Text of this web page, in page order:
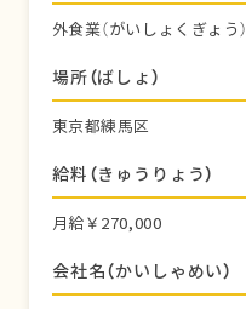
外食業（がいしょくぎょう）
場所（ばしょ）
東京都練馬区
給料（きゅうりょう）
月給￥270,000
会社名（かいしゃめい）